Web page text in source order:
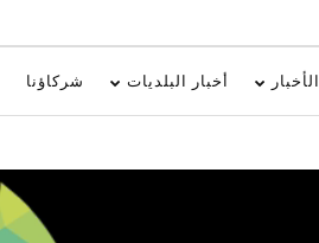
الأخبار أخبار البلديات شركاؤنا